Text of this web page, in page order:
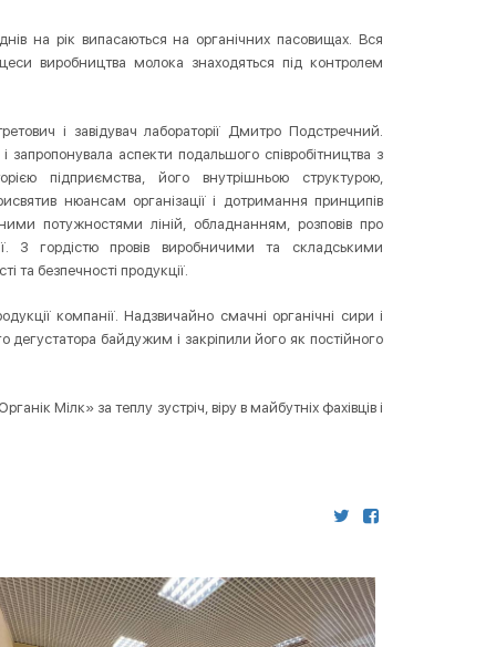
на рік випасаються на органічних пасовищах. Вся
виробництва молока знаходяться під контролем
і завідувач лабораторії Дмитро Подстречний.
аспекти подальшого співробітництва з
підприємства, його внутрішньою структурою,
нюансам організації і дотримання принципів
потужностями ліній, обладнанням, розповів про
З гордістю провів виробничими та складськими
безпечності продукції.
компанії. Надзвичайно смачні органічні сири і
байдужим і закріпили його як постійного
Мілк» за теплу зустріч, віру в майбутніх фахівців і